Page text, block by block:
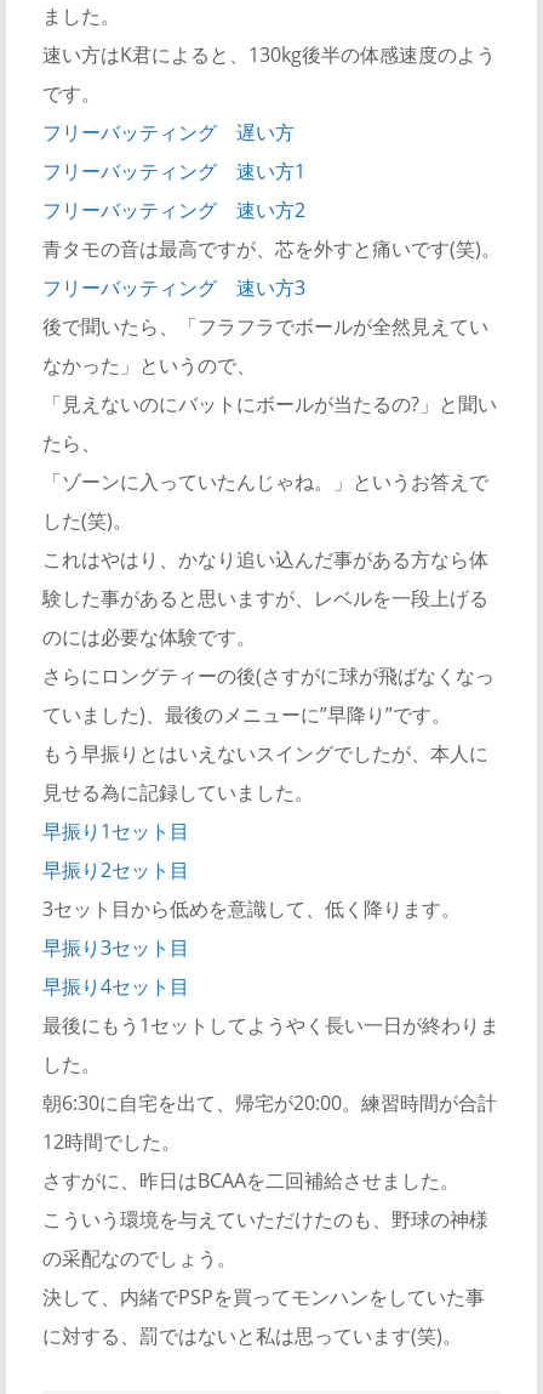
ました。
速い方はK君によると、130kg後半の体感速度のよう
です。
フリーバッティング 遅い方
フリーバッティング 速い方1
フリーバッティング 速い方2
青タモの音は最高ですが、芯を外すと痛いです(笑)。
フリーバッティング 速い方3
後で聞いたら、「フラフラでボールが全然見えてい
なかった」というので、
「見えないのにバットにボールが当たるの?」と聞い
たら、
「ゾーンに入っていたんじゃね。」というお答えで
した(笑)。
これはやはり、かなり追い込んだ事がある方なら体
験した事があると思いますが、レベルを一段上げる
のには必要な体験です。
さらにロングティーの後(さすがに球が飛ばなくなっ
ていました)、最後のメニューに”早降り”です。
もう早振りとはいえないスイングでしたが、本人に
見せる為に記録していました。
早振り1セット目
早振り2セット目
3セット目から低めを意識して、低く降ります。
早振り3セット目
早振り4セット目
最後にもう1セットしてようやく長い一日が終わりま
した。
朝6:30に自宅を出て、帰宅が20:00。練習時間が合計
12時間でした。
さすがに、昨日はBCAAを二回補給させました。
こういう環境を与えていただけたのも、野球の神様
の采配なのでしょう。
決して、内緒でPSPを買ってモンハンをしていた事
に対する、罰ではないと私は思っています(笑)。